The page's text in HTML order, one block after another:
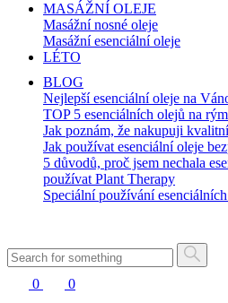
MASÁŽNÍ OLEJE
Masážní nosné oleje
Masážní esenciální oleje
LÉTO
BLOG
Nejlepší esenciální oleje na
TOP 5 esenciálních olejů na
Jak poznám, že nakupuji
Jak používat esenciální oleje
5 důvodů, proč jsem nechala
používat Plant Therapy
Speciální používání
0 0